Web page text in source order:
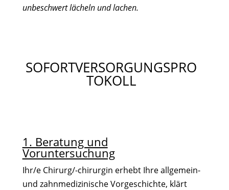
unbeschwert lächeln und lachen.
SOFORTVERSORGUNGSPRO
TOKOLL
1. Beratung und
Voruntersuchung
Ihr/e Chirurg/-chirurgin erhebt Ihre allgemein-
und zahnmedizinische Vorgeschichte, klärt